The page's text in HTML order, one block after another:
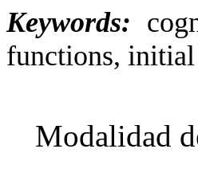
Keywords:
functions,
Modalidad